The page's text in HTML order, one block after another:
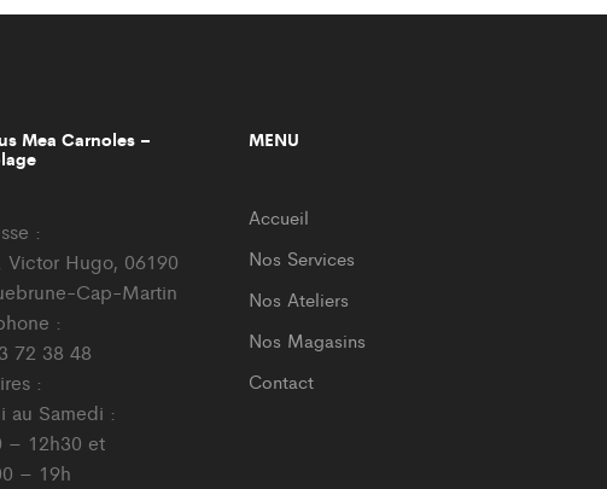
Mea Carnoles –
:
Victor Hugo, 06190
Cap-Martin
:
72 38 48
:
au Samedi :
– 12h30 et
– 19h
MENU
Accueil
Nos Services
Nos Ateliers
Nos Magasins
Contact